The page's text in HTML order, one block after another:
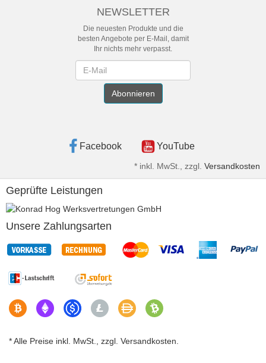
NEWSLETTER
Die neuesten Produkte und die
besten Angebote per E-Mail, damit
Ihr nichts mehr verpasst.
Abonnieren
Facebook YouTube
* inkl. MwSt., zzgl. Versandkosten
Geprüfte Leistungen
Unsere Zahlungsarten
* Alle Preise inkl. MwSt., zzgl. Versandkosten.